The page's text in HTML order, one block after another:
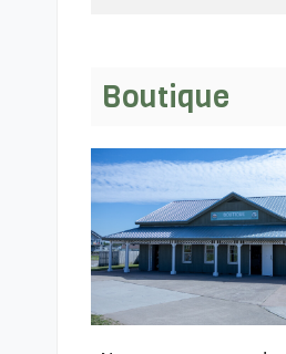
Boutique